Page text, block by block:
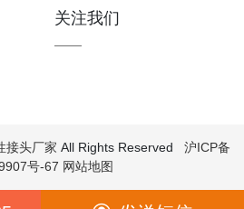
关注我们
接头厂家 All Rights Reserved 沪ICP备
号-67 网站地图